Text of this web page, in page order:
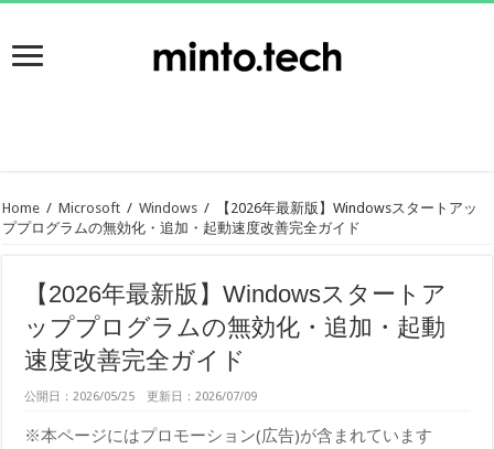
Home / Microsoft / Windows /
【2026年最新版】Windowsスタートアッ
ププログラムの無効化・追加・起動速度改善完全ガイド
【2026年最新版】Windowsスタートア
ッププログラムの無効化・追加・起動
速度改善完全ガイド
公開日：2026/05/25 更新日：2026/07/09
※本ページにはプロモーション(広告)が含まれています